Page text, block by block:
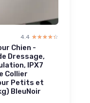
4.4 ☆☆☆☆☆
★★★★★
Chien -
Dressage,
IPX7
Collier
Petits et
BleuNoir